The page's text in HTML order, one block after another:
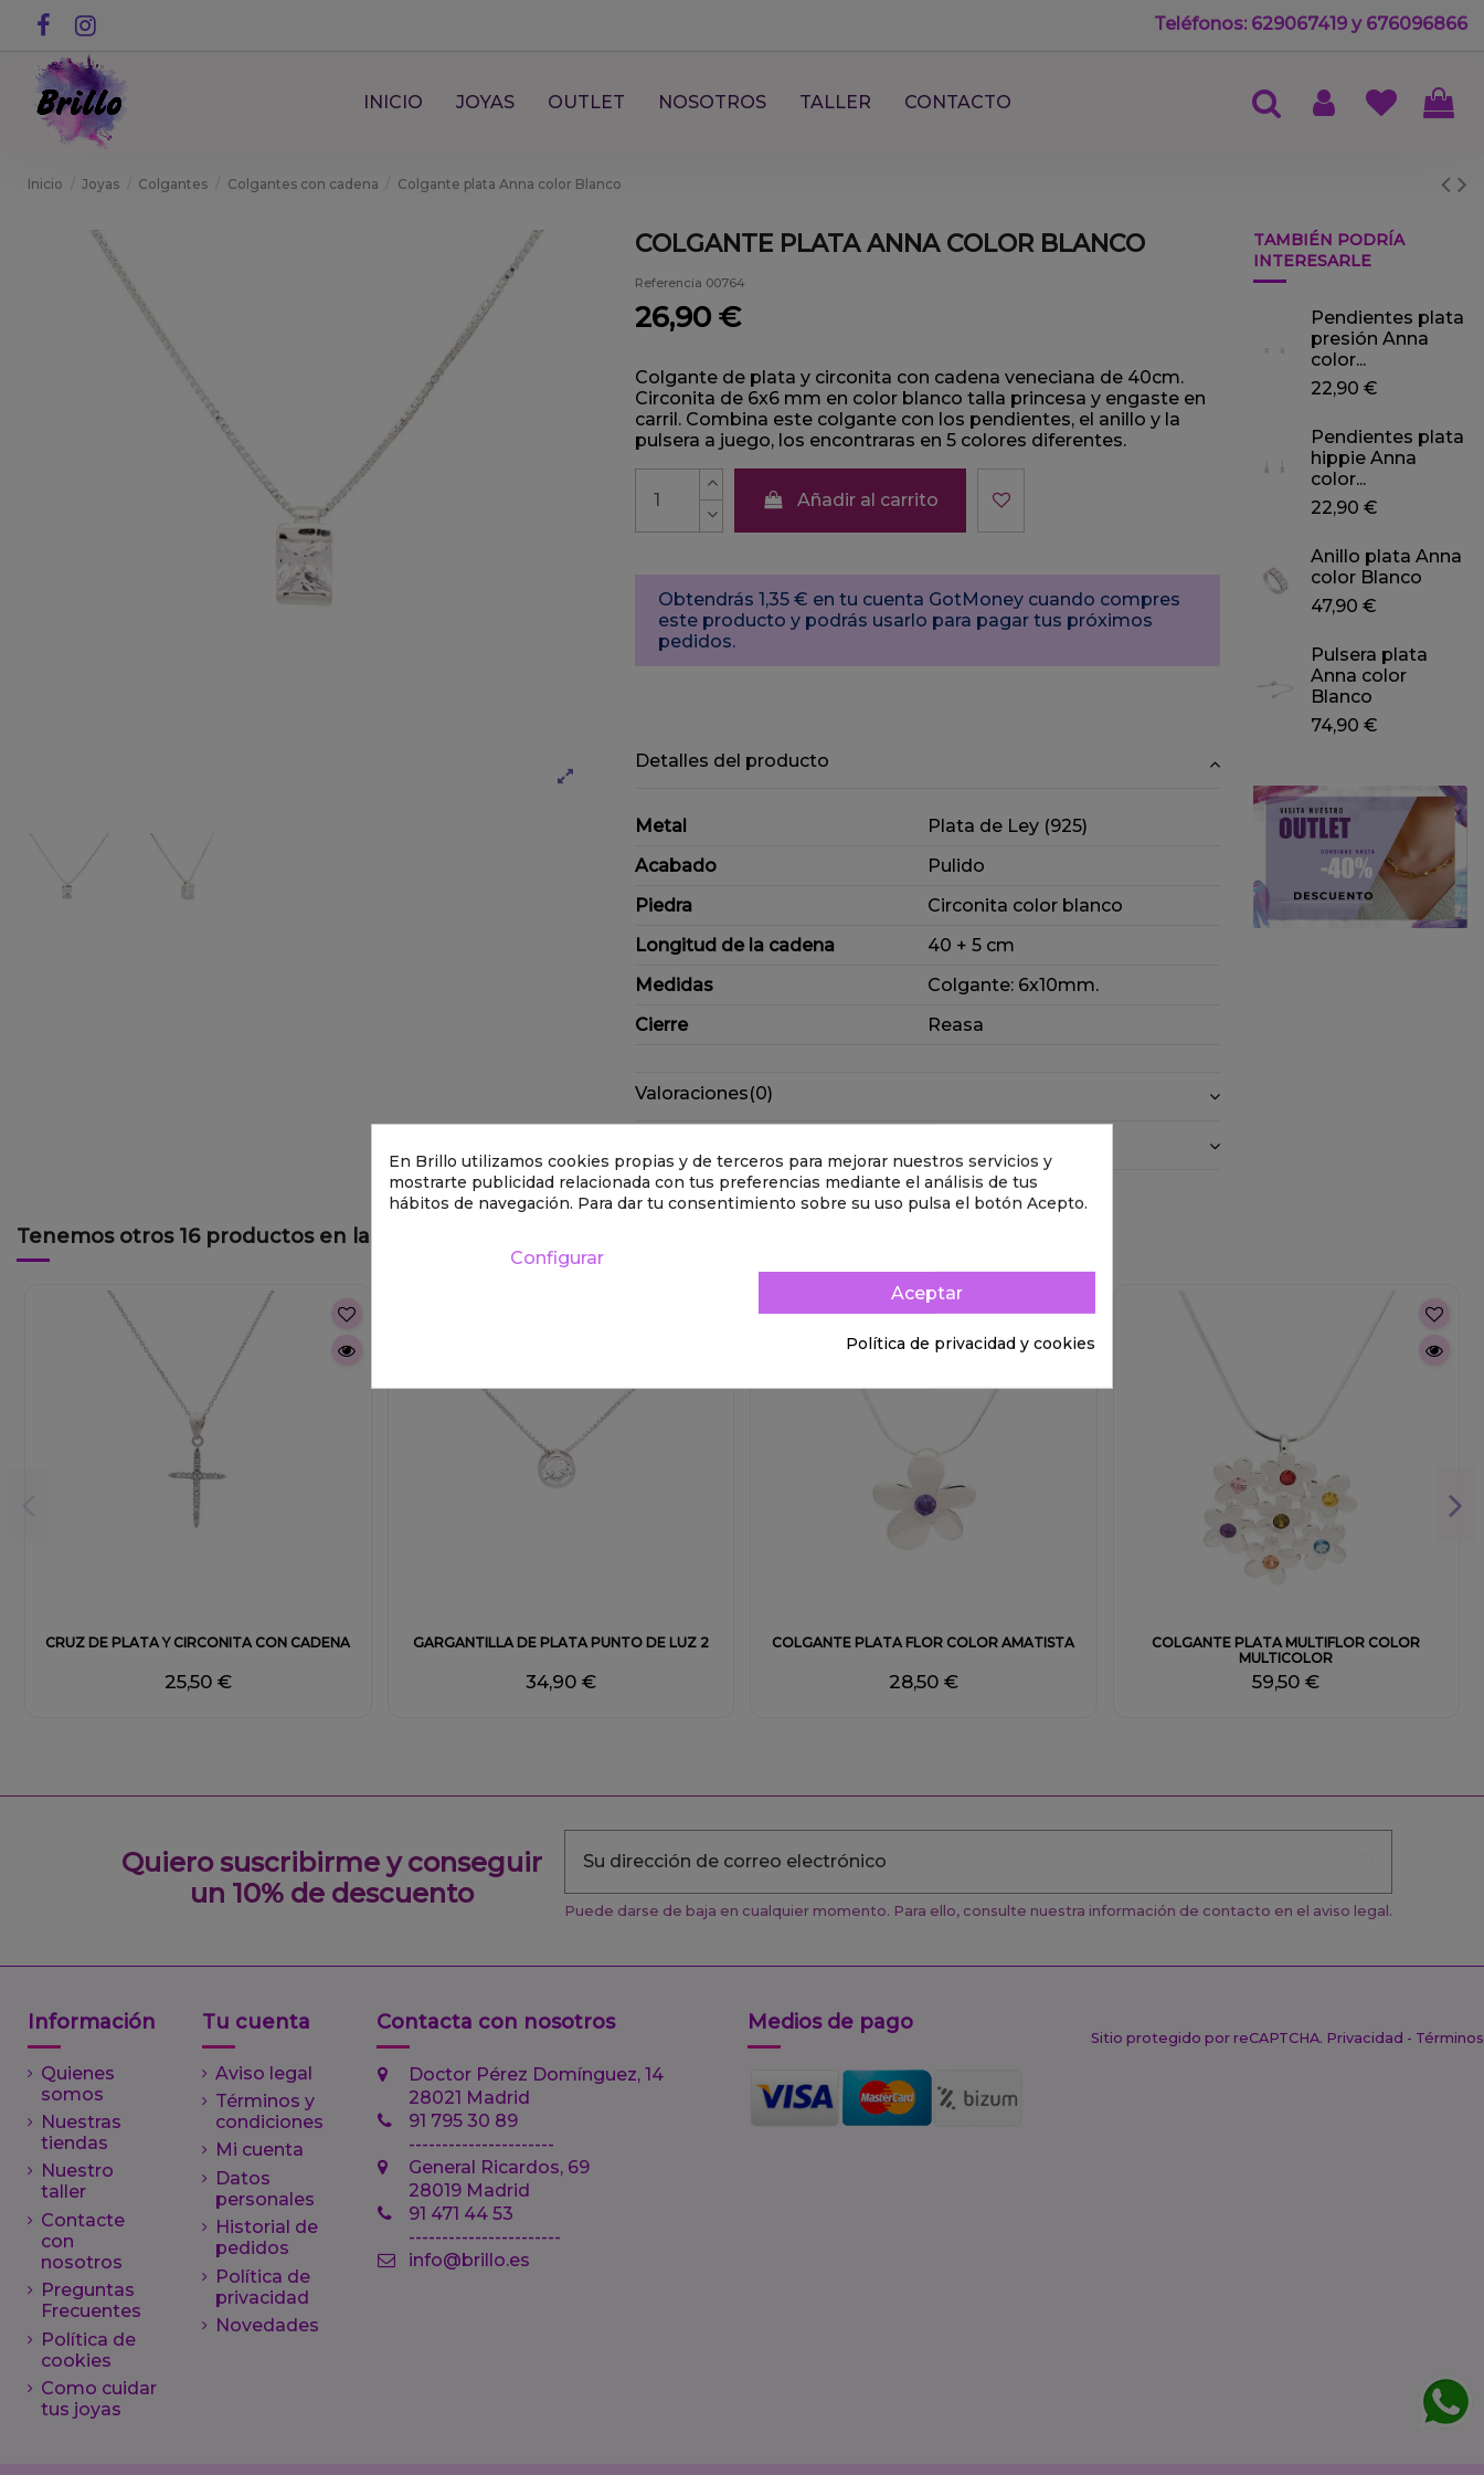
Teléfonos: 629067419 y 676096866
INICIO JOYAS OUTLET NOSOTROS TALLER CONTACTO
Inicio Joyas Colgantes Colgantes con cadena Colgante plata Anna color Blanco
COLGANTE PLATA ANNA COLOR BLANCO
Referencia 00764
26,90 €
Colgante de plata y circonita con cadena veneciana de 40cm.
Circonita de 6x6 mm en color blanco talla princesa y engaste en
carril. Combina este colgante con los pendientes, el anillo y la
pulsera a juego, los encontraras en 5 colores diferentes.
Añadir al carrito
Obtendrás 1,35 € en tu cuenta GotMoney cuando compres
este producto y podrás usarlo para pagar tus próximos
pedidos.
Detalles del producto
Metal
Plata de Ley (925)
Acabado
Pulido
Piedra
Circonita color blanco
Longitud de la cadena
40 + 5 cm
Medidas
Colgante: 6x10mm.
Cierre
Reasa
Valoraciones(0)
TAMBIÉN PODRÍA
INTERESARLE
Pendientes plata
presión Anna
color...
22,90 €
Pendientes plata
hippie Anna
color...
22,90 €
Anillo plata Anna
color Blanco
47,90 €
Pulsera plata
Anna color
Blanco
74,90 €
Tenemos otros 16 productos en la misma categoría:
CRUZ DE PLATA Y CIRCONITA CON CADENA
25,50 €
GARGANTILLA DE PLATA PUNTO DE LUZ 2
34,90 €
COLGANTE PLATA FLOR COLOR AMATISTA
28,50 €
COLGANTE PLATA MULTIFLOR COLOR
MULTICOLOR
59,50 €
Quiero suscribirme y conseguir
un 10% de descuento
Puede darse de baja en cualquier momento. Para ello, consulte nuestra información de contacto en el aviso legal.
Información
Quienes
somos
Nuestras
tiendas
Nuestro
taller
Contacte
con
nosotros
Preguntas
Frecuentes
Política de
cookies
Como cuidar
tus joyas
Tu cuenta
Aviso legal
Términos y
condiciones
Mi cuenta
Datos
personales
Historial de
pedidos
Política de
privacidad
Novedades
Contacta con nosotros
Doctor Pérez Domínguez, 14
28021 Madrid
91 795 30 89
----------------------
General Ricardos, 69
28019 Madrid
91 471 44 53
-----------------------
info@brillo.es
Medios de pago
Sitio protegido por reCAPTCHA. Privacidad - Términos
En Brillo utilizamos cookies propias y de terceros para mejorar nuestros servicios y
mostrarte publicidad relacionada con tus preferencias mediante el análisis de tus
hábitos de navegación. Para dar tu consentimiento sobre su uso pulsa el botón Acepto.
Configurar
Aceptar
Política de privacidad y cookies